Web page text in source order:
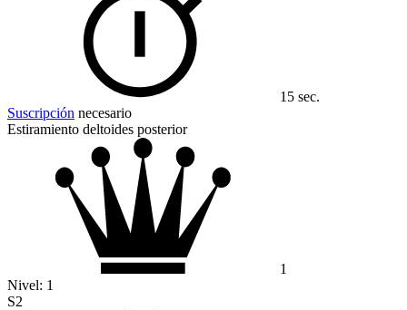
15 sec.
Suscripción necesario
Estiramiento deltoides posterior
1
Nivel: 1
S2